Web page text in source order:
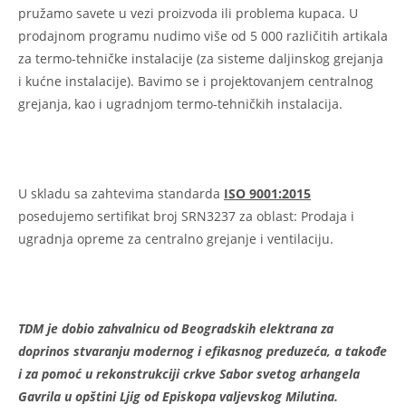
pružamo savete u vezi proizvoda ili problema kupaca. U
prodajnom programu nudimo više od 5 000 različitih artikala
za termo-tehničke instalacije (za sisteme daljinskog grejanja
i kućne instalacije). Bavimo se i projektovanjem centralnog
grejanja, kao i ugradnjom termo-tehničkih instalacija.
U skladu sa zahtevima standarda ISO 9001:2015
posedujemo sertifikat broj SRN3237 za oblast: Prodaja i
ugradnja opreme za centralno grejanje i ventilaciju.
TDM je dobio zahvalnicu od Beogradskih elektrana za
doprinos stvaranju modernog i efikasnog preduzeća, a takođe
i za pomoć u rekonstrukciji crkve Sabor svetog arhangela
Gavrila u opštini Ljig od Episkopa valjevskog Milutina.